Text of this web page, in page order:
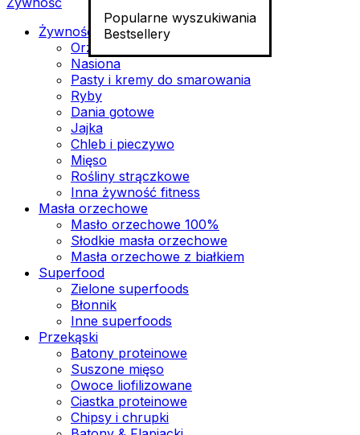
Popularne wyszukiwania
Bestsellery
Żywność funkcjonalna
Orzechy
Nasiona
Pasty i kremy do smarowania
Ryby
Dania gotowe
Jajka
Chleb i pieczywo
Mięso
Rośliny strączkowe
Inna żywność fitness
Masła orzechowe
Masło orzechowe 100%
Słodkie masła orzechowe
Masła orzechowe z białkiem
Superfood
Zielone superfoods
Błonnik
Inne superfoods
Przekąski
Batony proteinowe
Suszone mięso
Owoce liofilizowane
Ciastka proteinowe
Chipsy i chrupki